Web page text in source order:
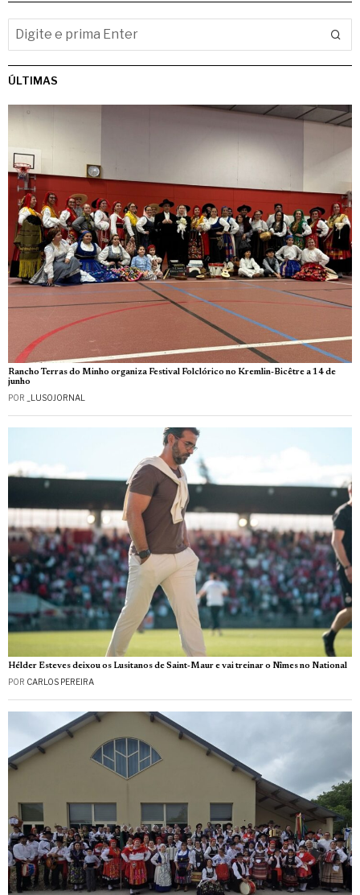
ÚLTIMAS
Rancho Terras do Minho organiza Festival Folclórico no Kremlin-Bicêtre a 14 de
junho
POR _LUSOJORNAL
Hélder Esteves deixou os Lusitanos de Saint‑Maur e vai treinar o Nîmes no National
POR CARLOS PEREIRA